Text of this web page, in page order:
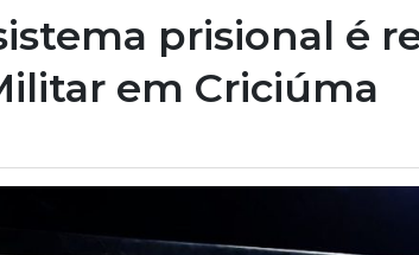
prisional é
em Criciúma